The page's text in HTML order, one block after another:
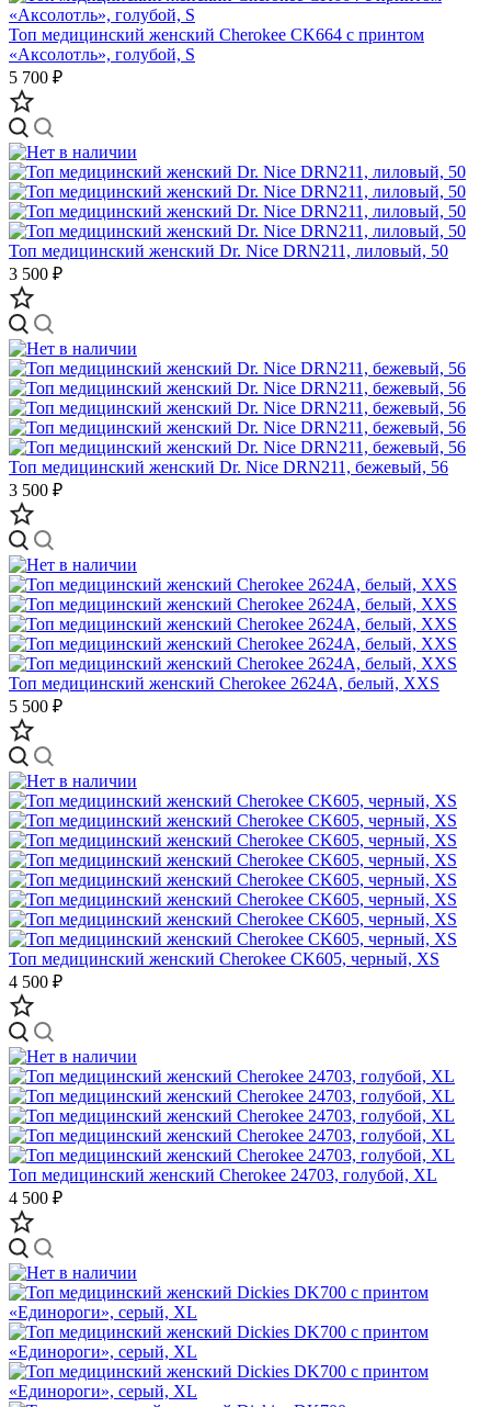
Топ медицинский женский Cherokee CK664 с принтом
«Аксолотль», голубой, S
5 700 ₽
Топ медицинский женский Dr. Nice DRN211, лиловый, 50
3 500 ₽
Топ медицинский женский Dr. Nice DRN211, бежевый, 56
3 500 ₽
Топ медицинский женский Cherokee 2624A, белый, XXS
5 500 ₽
Топ медицинский женский Cherokee CK605, черный, XS
4 500 ₽
Топ медицинский женский Cherokee 24703, голубой, XL
4 500 ₽